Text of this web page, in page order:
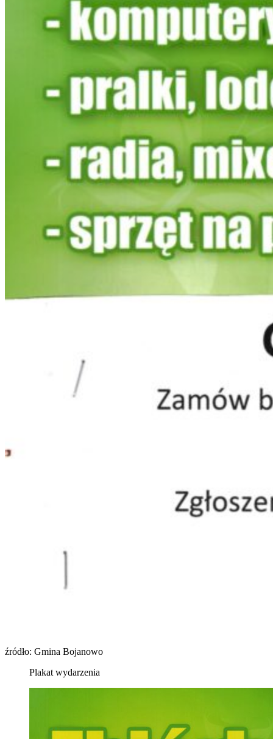
źródło: Gmina Bojanowo
Plakat wydarzenia